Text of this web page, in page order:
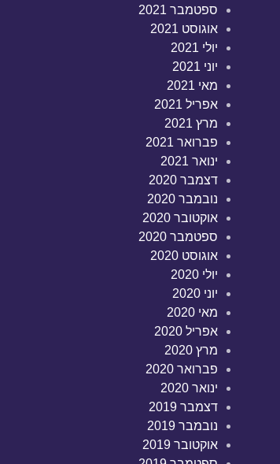
ספטמבר 2021
אוגוסט 2021
יולי 2021
יוני 2021
מאי 2021
אפריל 2021
מרץ 2021
פברואר 2021
ינואר 2021
דצמבר 2020
נובמבר 2020
אוקטובר 2020
ספטמבר 2020
אוגוסט 2020
יולי 2020
יוני 2020
מאי 2020
אפריל 2020
מרץ 2020
פברואר 2020
ינואר 2020
דצמבר 2019
נובמבר 2019
אוקטובר 2019